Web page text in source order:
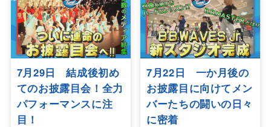
7月29日 結成後初め
てのお披露目会！全力
パフォーマンスに注
目！
7月22日 一か月後の
お披露目に向けてメン
バーたちの闘いの日々
に密着